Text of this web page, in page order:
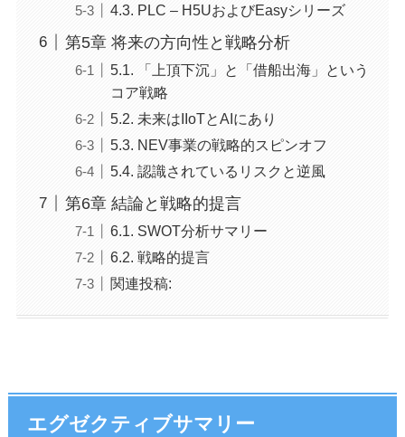
4.3. PLC – H5UおよびEasyシリーズ
第5章 将来の方向性と戦略分析
5.1. 「上頂下沉」と「借船出海」という
コア戦略
5.2. 未来はIIoTとAIにあり
5.3. NEV事業の戦略的スピンオフ
5.4. 認識されているリスクと逆風
第6章 結論と戦略的提言
6.1. SWOT分析サマリー
6.2. 戦略的提言
関連投稿:
エグゼクティブサマリー